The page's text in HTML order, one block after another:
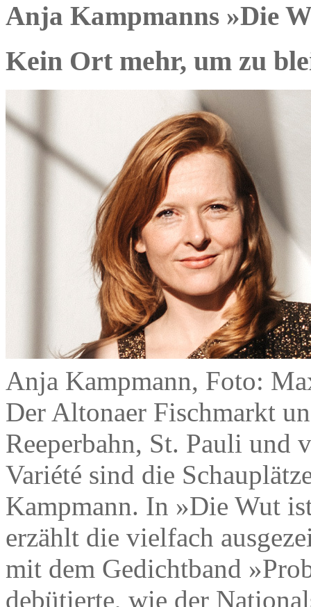
Anja Kampmanns »Die
Kein Ort mehr, um zu
Anja Kampmann, Foto:
Der Altonaer Fischmarkt
Reeperbahn, St. Pauli und
Variété sind die
Kampmann. In »Die Wut
erzählt die vielfach
mit dem Gedichtband
debütierte, wie der